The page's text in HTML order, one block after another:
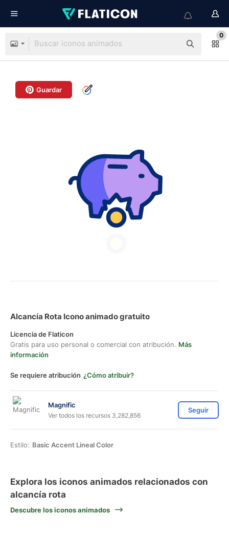
0
Guardar
Alcancía Rota Icono animado gratuito
Licencia de Flaticon
Gratis para uso personal o comercial con atribución. Más
información
Se requiere atribución ¿Cómo atribuir?
Magnific
Ver todos los recursos 3,282,856
Seguir
Estilo: Basic Accent Lineal Color
Explora los iconos animados relacionados con
alcancía rota
Descubre los iconos animados